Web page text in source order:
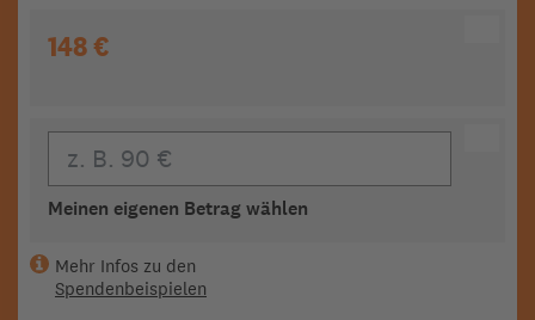
148 €
Meinen eigenen Betrag wählen
Mehr Infos zu den
Spendenbeispielen